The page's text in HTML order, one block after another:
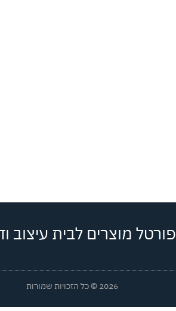
פורטל מוצרים לבית עיצוב
2026 © כל הזכויות שמורות